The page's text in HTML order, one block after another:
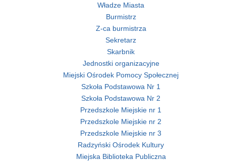
Władze Miasta
Burmistrz
Z-ca burmistrza
Sekretarz
Skarbnik
Jednostki organizacyjne
Miejski Ośrodek Pomocy Społecznej
Szkoła Podstawowa Nr 1
Szkoła Podstawowa Nr 2
Przedszkole Miejskie nr 1
Przedszkole Miejskie nr 2
Przedszkole Miejskie nr 3
Radzyński Ośrodek Kultury
Miejska Biblioteka Publiczna